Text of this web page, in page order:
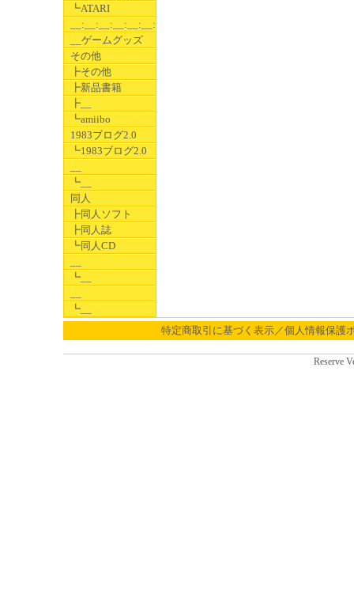
┗ATARI
__:__:__:__:__:__:__
__ゲームグッズ
その他
┣その他
┣新品書籍
┣__
┗amiibo
1983ブログ2.0
┗1983ブログ2.0
┗__
同人
┣同人ソフト
┣同人誌
┗同人CD
┗__
┗__
特定商取引に基づく表示／個人情報保護
Reserve